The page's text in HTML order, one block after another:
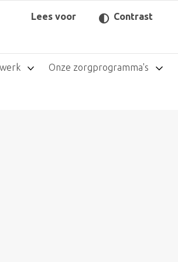
Lees voor Contrast
Onze zorgprogramma's